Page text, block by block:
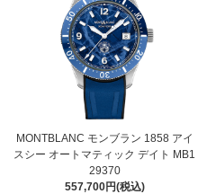
MONTBLANC モンブラン 1858 アイ
スシー オートマティック デイト MB1
29370
557,700円(税込)